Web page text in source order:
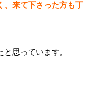
、来て下さった方も丁
思っています。